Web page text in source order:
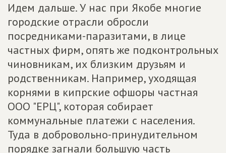
Идем дальше. У нас при Якобе многие
городские отрасли обросли
посредниками-паразитами, в лице
частных фирм, опять же подконтрольных
чиновникам, их близким друзьям и
родственникам. Например, уходящая
корнями в кипрские офшоры частная
ООО "ЕРЦ", которая собирает
коммунальные платежи с населения.
Туда в добровольно-принудительном
порядке загнали большую часть